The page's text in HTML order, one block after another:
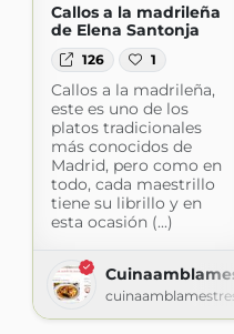
Callos a la madrileña
de Elena Santonja
126 1
Callos a la madrileña,
este es uno de los
platos tradicionales
más conocidos de
Madrid, pero como en
todo, cada maestrillo
tiene su librillo y en
esta ocasión (...)